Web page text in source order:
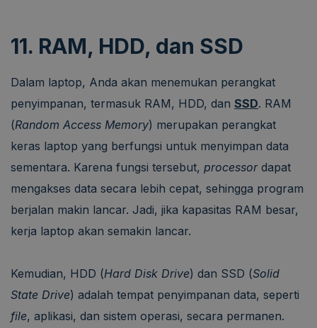
11. RAM, HDD, dan SSD
Dalam laptop, Anda akan menemukan perangkat
penyimpanan, termasuk RAM, HDD, dan SSD. RAM
(Random Access Memory) merupakan perangkat
keras laptop yang berfungsi untuk menyimpan data
sementara. Karena fungsi tersebut, processor dapat
mengakses data secara lebih cepat, sehingga program
berjalan makin lancar. Jadi, jika kapasitas RAM besar,
kerja laptop akan semakin lancar.
Kemudian, HDD (Hard Disk Drive) dan SSD (Solid
State Drive) adalah tempat penyimpanan data, seperti
file, aplikasi, dan sistem operasi, secara permanen.